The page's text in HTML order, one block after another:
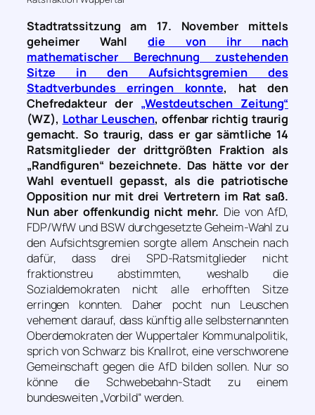
Stadtratssitzung am 17. November mittels
geheimer Wahldie von ihr nach
mathematischer Berechnung zustehenden
Sitze in den Aufsichtsgremien des
Stadtverbundes erringen konnte, hat den
Chefredakteur der „Westdeutschen Zeitung“
(WZ), Lothar Leuschen, offenbar richtig traurig
gemacht. So traurig, dass er gar sämtliche 14
Ratsmitglieder der drittgrößten Fraktion als
„Randfiguren“ bezeichnete. Das hätte vor der
Wahl eventuell gepasst, als die patriotische
Opposition nur mit drei Vertretern im Rat saß.
Nun aber offenkundig nicht mehr. Die von AfD,
FDP/WfW und BSW durchgesetzte Geheim-Wahl zu
den Aufsichtsgremien sorgte allem Anschein nach
dafür, dass drei SPD-Ratsmitglieder nicht
fraktionstreu abstimmten, weshalb die
Sozialdemokraten nicht alle erhofften Sitze
erringen konnten. Daher pocht nun Leuschen
vehement darauf, dass künftig alle selbsternannten
Oberdemokraten der Wuppertaler Kommunalpolitik,
sprich von Schwarz bis Knallrot, eine verschworene
Gemeinschaft gegen die AfD bilden sollen. Nur so
könne die Schwebebahn-Stadt zu einem
bundesweiten „Vorbild“ werden.